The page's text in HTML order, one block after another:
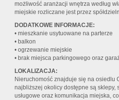
możliwość aranżacji wnętrza według
miejskie rozliczane jest przez
DODATKOWE INFORMACJE:
• mieszkanie usytuowane na parterze
• balkon
• ogrzewanie miejskie
• brak miejsca parkingowego oraz
LOKALIZACJA:
Nieruchomość znajduje się na osiedlu
najbliższej okolicy dostępne są sklepy,
usługowe oraz komunikacja miejska,